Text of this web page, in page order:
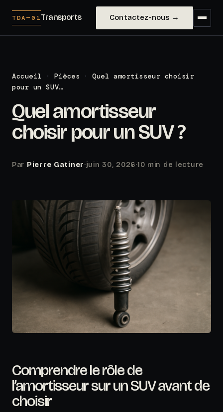
TDA—01Transports Contactez-nous →
Accueil · Pièces ·
Quel amortisseur choisir
pour un SUV…
Quel amortisseur
choisir pour un SUV ?
Par Pierre Gatiner·juin 30, 2026·10 min de lecture
Comprendre le rôle de
l’amortisseur sur un SUV avant de
choisir